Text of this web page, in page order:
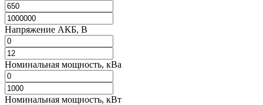
Напряжение АКБ, В
Номинальная мощность, кВа
Номинальная мощность, кВт